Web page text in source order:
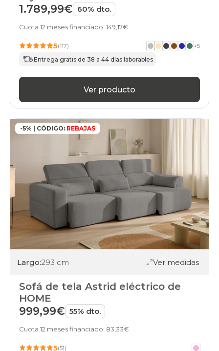
1.789,99€ 60% dto.
Cuota 12 meses financiado: 149,17€
5(117) +5
Entrega gratis de 38 a 44 días laborables
Ver producto
-5% | CÓDIGO: REBAJAS
Largo:293 cm Ver medidas
Sofá de tela Astrid eléctrico de
HOME
999,99€ 55% dto.
Cuota 12 meses financiado: 83,33€
5(51)